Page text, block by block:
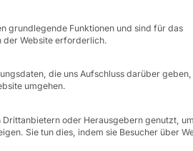
Touchscreens ist viel
Deshalb ist derCURVE
und öffentliche
modularste
Gruppen, für die eine
grundlegende Funktionen und sind für das
der Website erforderlich.
die uns Aufschluss darüber
umgehen.
oder Herausgebern genutzt, um
Sie tun dies, indem sie Besucher über